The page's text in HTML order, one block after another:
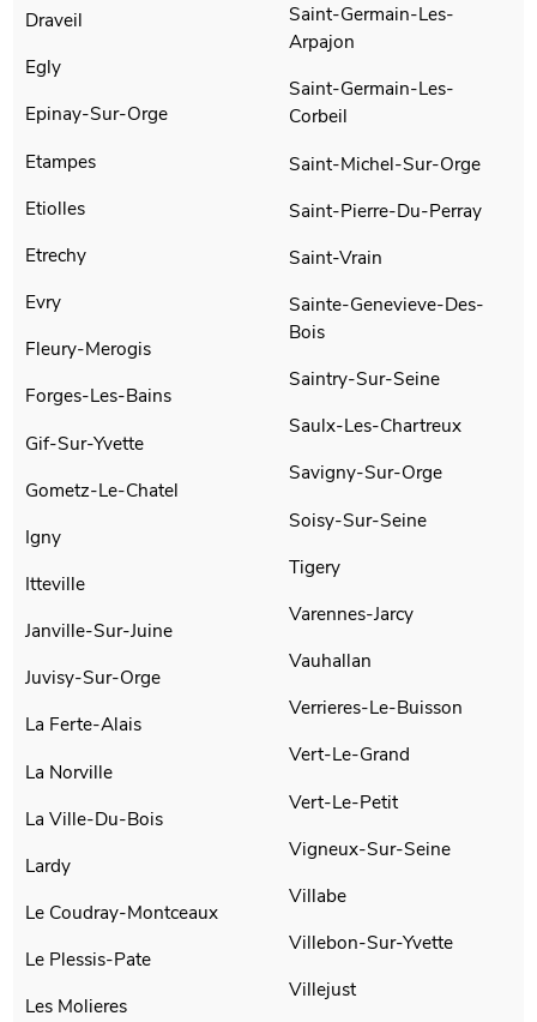
Draveil
Egly
Epinay-Sur-Orge
Etampes
Etiolles
Etrechy
Evry
Fleury-Merogis
Forges-Les-Bains
Gif-Sur-Yvette
Gometz-Le-Chatel
Igny
Itteville
Janville-Sur-Juine
Juvisy-Sur-Orge
La Ferte-Alais
La Norville
La Ville-Du-Bois
Lardy
Le Coudray-Montceaux
Le Plessis-Pate
Les Molieres
Saint-Germain-Les-
Arpajon
Saint-Germain-Les-
Corbeil
Saint-Michel-Sur-Orge
Saint-Pierre-Du-Perray
Saint-Vrain
Sainte-Genevieve-Des-
Bois
Saintry-Sur-Seine
Saulx-Les-Chartreux
Savigny-Sur-Orge
Soisy-Sur-Seine
Tigery
Varennes-Jarcy
Vauhallan
Verrieres-Le-Buisson
Vert-Le-Grand
Vert-Le-Petit
Vigneux-Sur-Seine
Villabe
Villebon-Sur-Yvette
Villejust